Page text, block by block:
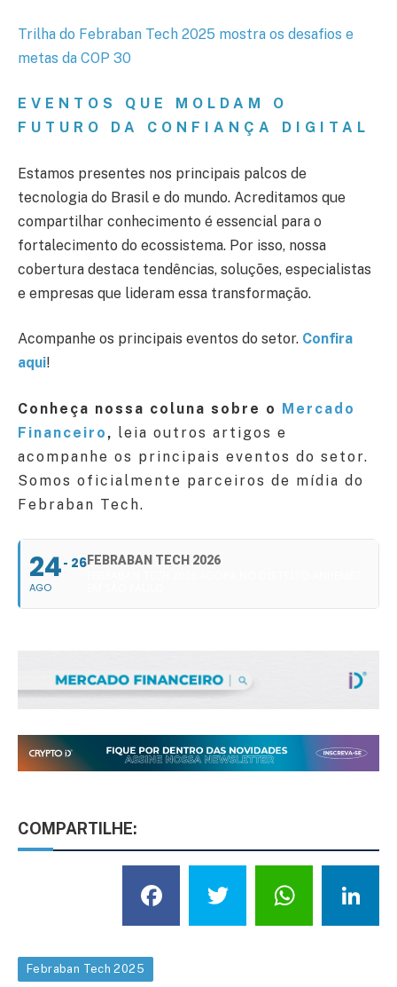
Trilha do Febraban Tech 2025 mostra os desafios e
metas da COP 30
EVENTOS QUE MOLDAM O
FUTURO DA CONFIANÇA DIGITAL
Estamos presentes nos principais palcos de
tecnologia do Brasil e do mundo. Acreditamos que
compartilhar conhecimento é essencial para o
fortalecimento do ecossistema. Por isso, nossa
cobertura destaca tendências, soluções, especialistas
e empresas que lideram essa transformação.
Acompanhe os principais eventos do setor. Confira
aqui!
Conheça nossa coluna sobre o Mercado
Financeiro , leia outros artigos e
acompanhe os principais eventos do setor.
Somos oficialmente parceiros de mídia do
Febraban Tech.
24
AGO
26FEBRABAN TECH 2026
COMPARTILHE:
Facebook
Twitter
Febraban Tech 2025